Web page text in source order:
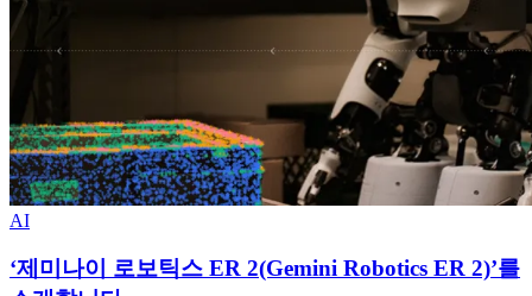
AI
‘제미나이 로보틱스 ER 2(Gemini Robotics ER 2)’를